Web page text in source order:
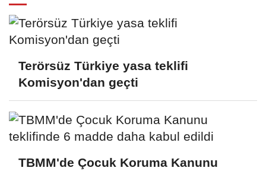
Terörsüz Türkiye yasa teklifi
Komisyon'dan geçti
TBMM'de Çocuk Koruma Kanunu